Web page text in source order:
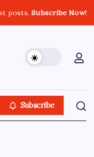
posts.Subscribe Now!
Subscribe